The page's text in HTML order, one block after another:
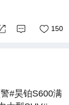
150
#昊铂S600满